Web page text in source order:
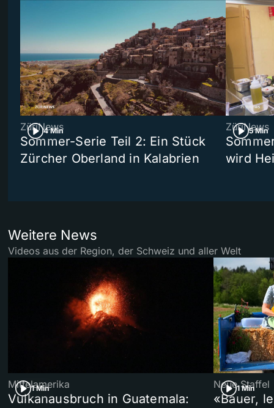
4 Min
ZüriNews
Sommer-Serie Teil 2: Ein Stück
Zürcher Oberland in Kalabrien
5 Min
ZüriNews
wird
Weitere News
Videos aus der Region, der Schweiz und aller Welt
1 Min
Mittelamerika
Vulkanausbruch in Guatemala:
1 Min
Neue Staffel
«Bauer,